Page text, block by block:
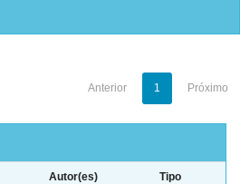
Anterior 1 Próximo
Autor(es) Tipo